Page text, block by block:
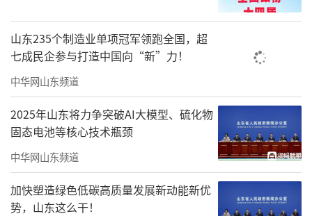
山东235个制造业单项冠军领跑全国，超
七成民企参与打造中国向“新”力！
中华网山东频道
2025年山东将力争突破AI大模型、硫化物
固态电池等核心技术瓶颈
中华网山东频道
加快塑造绿色低碳高质量发展新动能新优
势，山东这么干！